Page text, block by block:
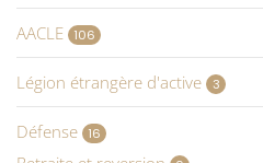
AACLE 106
Légion étrangère d'active 3
Défense 16